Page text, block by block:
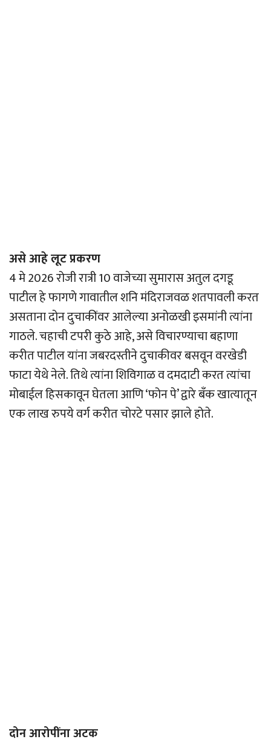
असे आहे लूट प्रकरण
4 मे 2026 रोजी रात्री 10 वाजेच्या सुमारास अतुल दगडू
पाटील हे फागणे गावातील शनि मंदिराजवळ शतपावली करत
असताना दोन दुचाकींवर आलेल्या अनोळखी इसमांनी त्यांना
गाठले. चहाची टपरी कुठे आहे, असे विचारण्याचा बहाणा
करीत पाटील यांना जबरदस्तीने दुचाकीवर बसवून वरखेडी
फाटा येथे नेले. तिथे त्यांना शिविगाळ व दमदाटी करत त्यांचा
मोबाईल हिसकावून घेतला आणि ‘फोन पे’ द्वारे बँक खात्यातून
एक लाख रुपये वर्ग करीत चोरटे पसार झाले होते.
दोन आरोपींना अटक